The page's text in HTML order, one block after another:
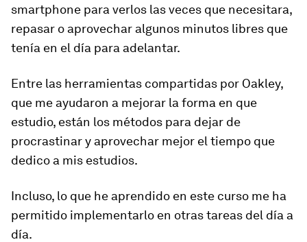
smartphone para verlos las veces que necesitara,
repasar o aprovechar algunos minutos libres que
tenía en el día para adelantar.
Entre las herramientas compartidas por Oakley,
que me ayudaron a mejorar la forma en que
estudio, están los métodos para dejar de
procrastinar y aprovechar mejor el tiempo que
dedico a mis estudios.
Incluso, lo que he aprendido en este curso me ha
permitido implementarlo en otras tareas del día a
día.